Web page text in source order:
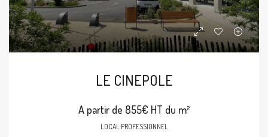
LE CINEPOLE
A partir de 855€ HT du m²
LOCAL PROFESSIONNEL